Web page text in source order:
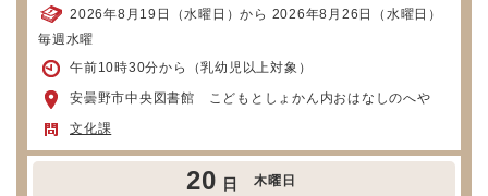
2026年8月19日（水曜日）から 2026年8月26日（水曜日）
毎週水曜
午前10時30分から（乳幼児以上対象）
安曇野市中央図書館 こどもとしょかん内おはなしのへや
文化課
20 日 木曜日